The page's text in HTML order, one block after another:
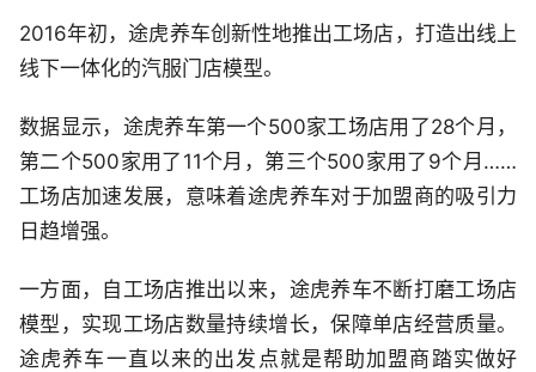
2016年初，途虎养车创新性地推出工场店，打造出线上
线下一体化的汽服门店模型。
数据显示，途虎养车第一个500家工场店用了28个月，
第二个500家用了11个月，第三个500家用了9个月……
工场店加速发展，意味着途虎养车对于加盟商的吸引力
日趋增强。
一方面，自工场店推出以来，途虎养车不断打磨工场店
模型，实现工场店数量持续增长，保障单店经营质量。
途虎养车一直以来的出发点就是帮助加盟商踏实做好